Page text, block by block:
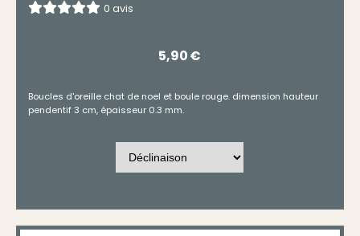
0 avis
5,90€
Boucles d'oreille chat de noel et boule rouge. dimension hauteur
pendentif 3 cm, épaisseur 0.3 mm.